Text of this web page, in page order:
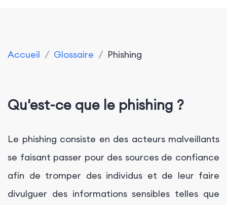
Accueil / Glossaire / Phishing
Qu'est-ce que le phishing ?
Le phishing consiste en des acteurs malveillants
se faisant passer pour des sources de confiance
afin de tromper des individus et de leur faire
divulguer des informations sensibles telles que